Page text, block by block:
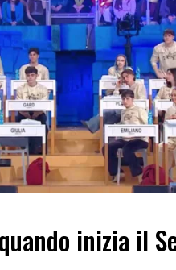
inizia il